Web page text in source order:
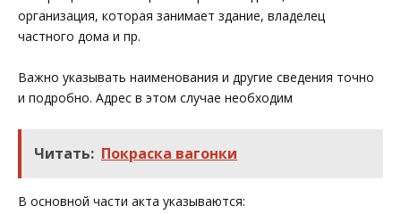
организация, которая занимает здание, владелец
частного дома и пр.
Важно указывать наименования и другие сведения точно
и подробно. Адрес в этом случае необходим
Читать: Покраска вагонки
В основной части акта указываются: